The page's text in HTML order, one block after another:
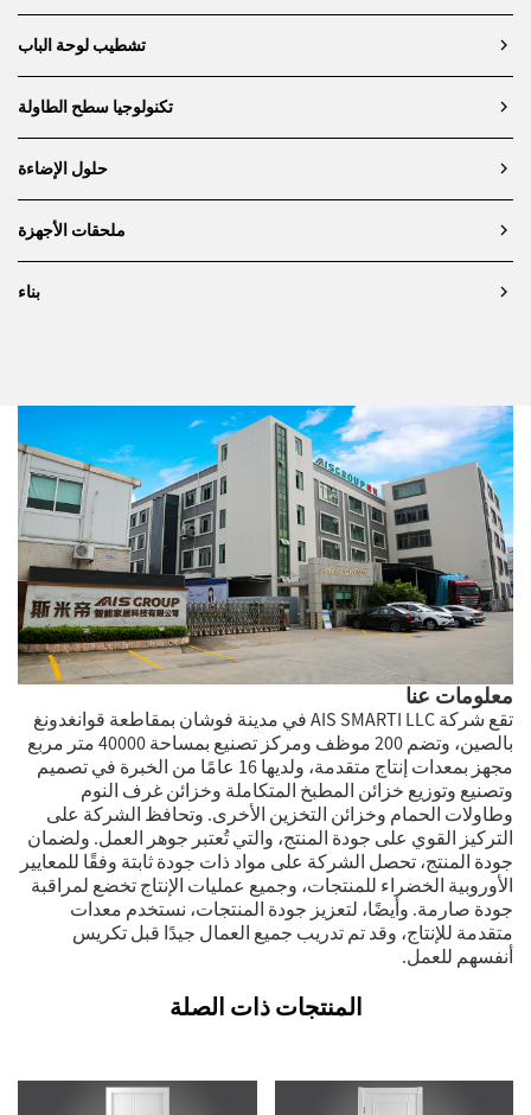
تشطيب لوحة الباب
تكنولوجيا سطح الطاولة
حلول الإضاءة
ملحقات الأجهزة
بناء
معلومات عنا
تقع شركة AIS SMARTI LLC في مدينة فوشان بمقاطعة قوانغدونغ
بالصين، وتضم 200 موظف ومركز تصنيع بمساحة 40000 متر مربع
مجهز بمعدات إنتاج متقدمة، ولديها 16 عامًا من الخبرة في تصميم
وتصنيع وتوزيع خزائن المطبخ المتكاملة وخزائن غرف النوم
وطاولات الحمام وخزائن التخزين الأخرى. وتحافظ الشركة على
التركيز القوي على جودة المنتج، والتي تُعتبر جوهر العمل. ولضمان
جودة المنتج، تحصل الشركة على مواد ذات جودة ثابتة وفقًا للمعايير
الأوروبية الخضراء للمنتجات، وجميع عمليات الإنتاج تخضع لمراقبة
جودة صارمة. وأيضًا، لتعزيز جودة المنتجات، نستخدم معدات
متقدمة للإنتاج، وقد تم تدريب جميع العمال جيدًا قبل تكريس
أنفسهم للعمل.
المنتجات ذات الصلة